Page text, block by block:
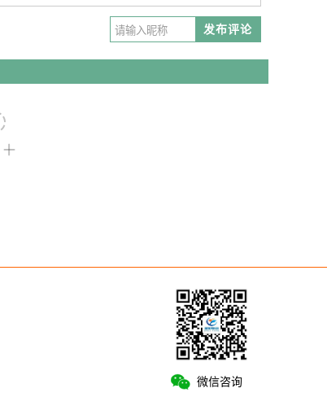
发布评论
微信咨询